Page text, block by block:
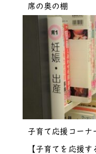
席の奥の棚
子育て応援コーナ
【子育てを応援す